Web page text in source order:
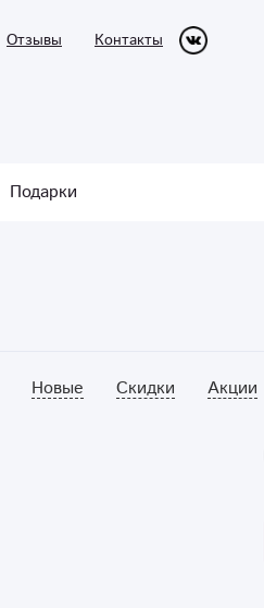
Отзывы Контакты
Подарки
Новые Скидки Акции